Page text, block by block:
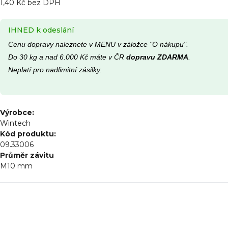
1,40 Kč bez DPH
IHNED k odeslání
Cenu dopravy naleznete v MENU v záložce "O nákupu".
Do 30 kg a nad 6.000 Kč máte v ČR dopravu ZDARMA
Neplatí pro nadlimitní zásilky.
Výrobce:
Wintech
Kód produktu:
09.33006
Průměr závitu
M10 mm